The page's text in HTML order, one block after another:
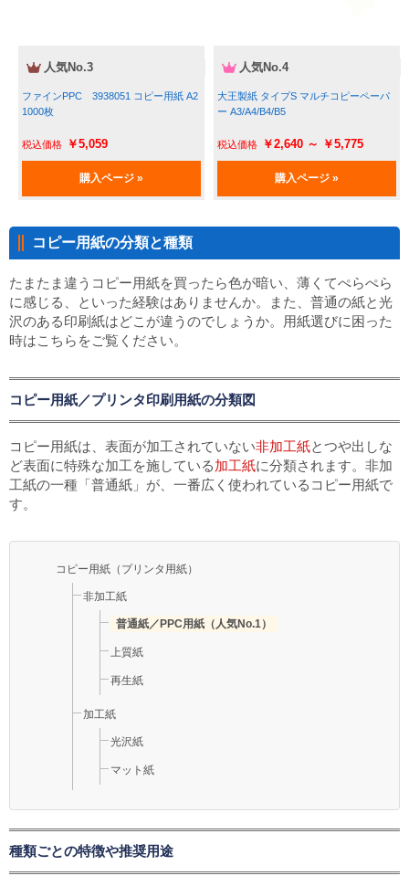
人気No.3
ファインPPC　3938051 コピー用紙 A2
1000枚
￥5,059
購入ページ »
人気No.4
大王製紙 タイプS マルチコピーペーパ
ー A3/A4/B4/B5
￥2,640 ～ ￥5,775
購入ページ »
コピー用紙の分類と種類
たまたま違うコピー用紙を買ったら色が暗い、薄くてぺらぺら
に感じる、といった経験はありませんか。また、普通の紙と光
沢のある印刷紙はどこが違うのでしょうか。用紙選びに困った
時はこちらをご覧ください。
コピー用紙／プリンタ印刷用紙の分類図
コピー用紙は、表面が加工されていない非加工紙とつや出しな
ど表面に特殊な加工を施している加工紙に分類されます。非加
工紙の一種「普通紙」が、一番広く使われているコピー用紙で
す。
コピー用紙（プリンタ用紙）
非加工紙
普通紙／PPC用紙（人気No.1）
上質紙
再生紙
加工紙
光沢紙
マット紙
種類ごとの特徴や推奨用途